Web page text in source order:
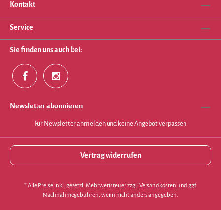
Kontakt
Service
Sie finden uns auch bei:
Newsletter abonnieren
Für Newsletter anmelden und keine Angebot verpassen
Vertrag widerrufen
* Alle Preise inkl. gesetzl. Mehrwertsteuer zzgl. Versandkosten und ggf.
Nachnahmegebühren, wenn nicht anders angegeben.